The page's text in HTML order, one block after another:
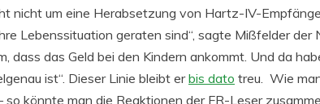
nicht um eine Herabsetzung von Hartz-IV-
Lebenssituation geraten sind“, sagte Mißfelder der
dass das Geld bei den Kindern ankommt. Und da
ist“. Dieser Linie bleibt erbis dato treu. Wie
so könnte man die Reaktionen der FR-Leser